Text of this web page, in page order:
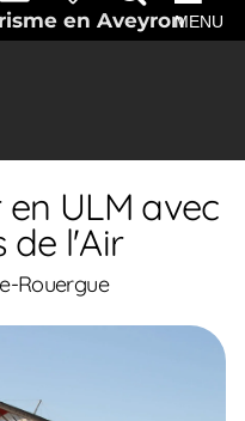
en AveyronMENU
ULM avec
de l'Air
Rouergue